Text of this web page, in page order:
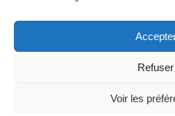
Refuser
Voir les
@Vatteville-la-rue mentions